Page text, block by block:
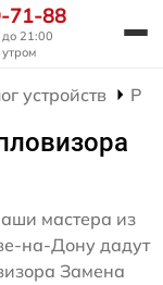
71-88
21:00
устройств
мастера из
на-Дону дадут
Замена